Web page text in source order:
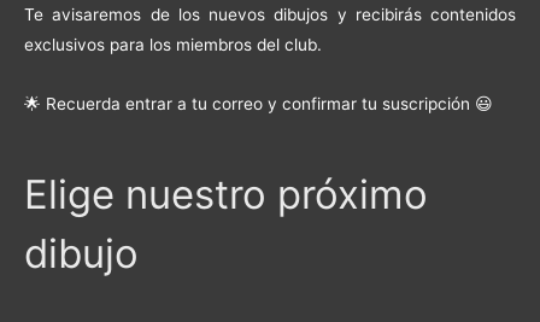
Te avisaremos de los nuevos dibujos y recibirás contenidos
exclusivos para los miembros del club.
🌟 Recuerda entrar a tu correo y confirmar tu suscripción 😃
Elige nuestro próximo
dibujo